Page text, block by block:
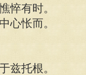
悴有时。
心怅而。
兹托根。